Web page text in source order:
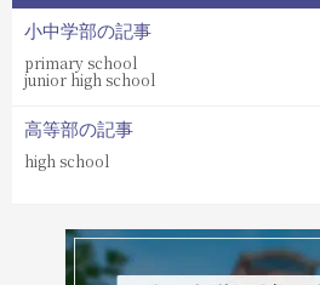
小中学部の記事
primary school
junior high school
高等部の記事
high school